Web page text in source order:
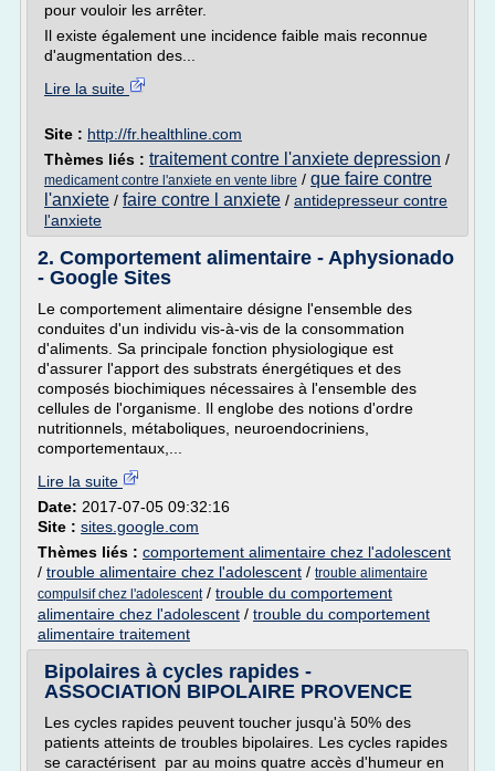
pour vouloir les arrêter.
Il existe également une incidence faible mais reconnue
d'augmentation des...
Lire la suite
Site : http://fr.healthline.com
Thèmes liés : traitement contre l'anxiete depression /
medicament contre l'anxiete en vente libre / que faire contre
l'anxiete / faire contre l anxiete / antidepresseur contre
l'anxiete
2. Comportement alimentaire - Aphysionado
- Google Sites
Le comportement alimentaire désigne l'ensemble des
conduites d'un individu vis-à-vis de la consommation
d'aliments. Sa principale fonction physiologique est
d'assurer l'apport des substrats énergétiques et des
composés biochimiques nécessaires à l'ensemble des
cellules de l'organisme. Il englobe des notions d'ordre
nutritionnels, métaboliques, neuroendocriniens,
comportementaux,...
Lire la suite
Date: 2017-07-05 09:32:16
Site : sites.google.com
Thèmes liés : comportement alimentaire chez l'adolescent
/ trouble alimentaire chez l'adolescent / trouble alimentaire
compulsif chez l'adolescent/ trouble du comportement
alimentaire chez l'adolescent / trouble du comportement
alimentaire traitement
Bipolaires à cycles rapides -
ASSOCIATION BIPOLAIRE PROVENCE
Les cycles rapides peuvent toucher jusqu'à 50% des
patients atteints de troubles bipolaires. Les cycles rapides
se caractérisent par au moins quatre accès d'humeur en